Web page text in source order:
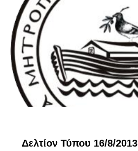
Δελτίον Τύπου 16/8/2013